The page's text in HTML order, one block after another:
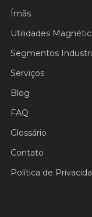
Ímãs
Utilidades
Segmentos
Serviços
Blog
FAQ
Glossário
Contato
Política de